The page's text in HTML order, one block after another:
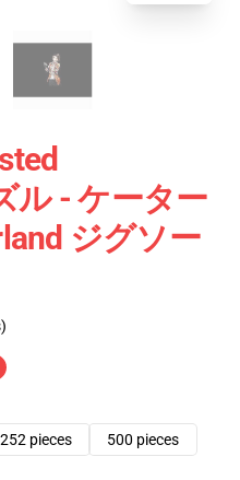
ル - ケーター
ジグソー
252 pieces
500 pieces